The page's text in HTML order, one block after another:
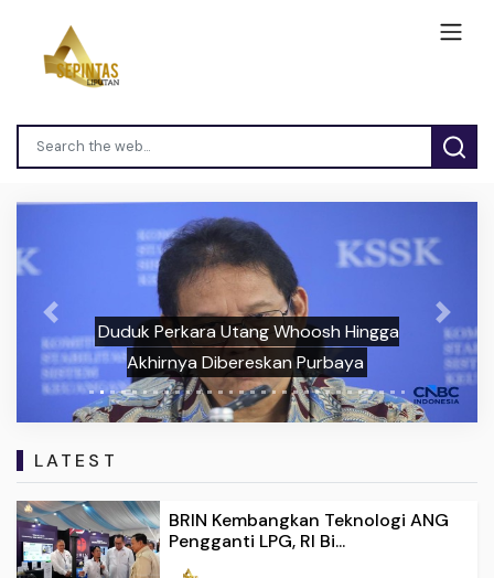
Duduk Perkara Utang Whoosh Hingga
Akhirnya Dibereskan Purbaya
Previous Next
LATEST
BRIN Kembangkan Teknologi ANG
Pengganti LPG, RI Bi...